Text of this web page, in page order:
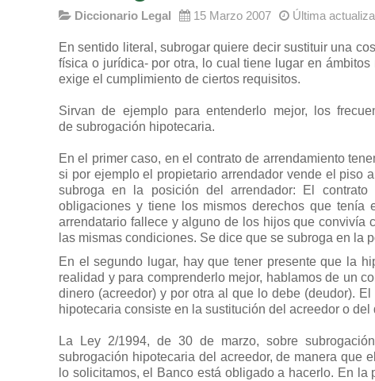
Diccionario Legal 15 Marzo 2007 Última
En sentido literal, subrogar quiere decir sustituir una
física o jurídica- por otra, lo cual tiene lugar en
exige el cumplimiento de ciertos requisitos.
Sirvan de ejemplo para entenderlo mejor, los
de subrogación hipotecaria.
En el primer caso, en el contrato de arrendamiento
si por ejemplo el propietario arrendador vende el piso
subroga en la posición del arrendador: El
obligaciones y tiene los mismos derechos que tenía
arrendatario fallece y alguno de los hijos que convivía
las mismas condiciones. Se dice que se subroga en la
En el segundo lugar, hay que tener presente que la
realidad y para comprenderlo mejor, hablamos de un
dinero (acreedor) y por otra al que lo debe (deudor).
hipotecaria consiste en la sustitución del acreedor o del
La Ley 2/1994, de 30 de marzo, sobre
subrogación hipotecaria del acreedor, de manera que
lo solicitamos, el Banco está obligado a hacerlo. En